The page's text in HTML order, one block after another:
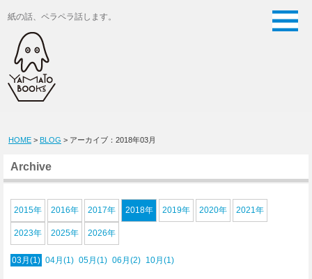
紙の話、ペラペラ話します。
HOME > BLOG > アーカイブ：2018年03月
Archive
2015年 2016年 2017年 2018年 2019年 2020年 2021年
2023年 2025年 2026年
03月(1) 04月(1) 05月(1) 06月(2) 10月(1)